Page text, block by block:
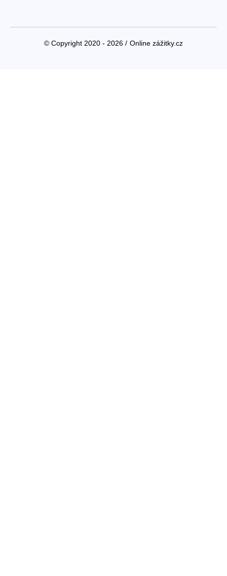
© Copyright 2020 - 2026 / Online zážitky.cz